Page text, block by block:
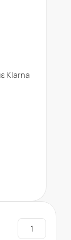
Klarna